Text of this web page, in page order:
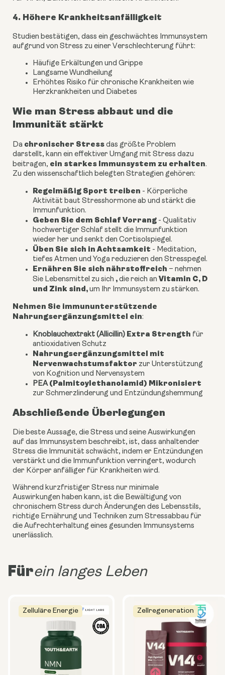
4. Höhere Krankheitsanfälligkeit
Studien bestätigen, dass ein geschwächtes Immunsystem
aufgrund von Stress zu einer Verschlechterung führt:
Häufige Erkältungen und Grippe
Langsame Wundheilung
Erhöhtes Risiko für chronische Krankheiten wie
Herzkrankheiten und Diabetes
Wie man Stress abbaut und die
Immunität stärkt
Da chronischer Stress das größte Problem
darstellt, kann ein effektiver Umgang mit Stress dazu
beitragen, ein starkes Immunsystem zu erhalten.
Zu den wissenschaftlich belegten Strategien gehören:
Regelmäßig Sport treiben - Körperliche
Aktivität baut Stresshormone ab und stärkt die
Immunfunktion.
Geben Sie dem Schlaf Vorrang - Qualitativ
hochwertiger Schlaf stellt die Immunfunktion
wieder her und senkt den Cortisolspiegel.
Üben Sie sich in Achtsamkeit - Meditation,
tiefes Atmen und Yoga reduzieren den Stresspegel.
Ernähren Sie sich nährstoffreich – nehmen
Sie Lebensmittel zu sich , die reich an Vitamin C, D
und Zink sind, um Ihr Immunsystem zu stärken.
Nehmen Sie immununterstützende
Nahrungsergänzungsmittel ein:
Knoblauchextrakt (Allicillin) Extra Strength für
antioxidativen Schutz
Nahrungsergänzungsmittel mit
Nervenwachstumsfaktor zur Unterstützung
von Kognition und Nervensystem
PEA(Palmitoylethanolamid) Mikronisiert
zur Schmerzlinderung und Entzündungshemmung
Abschließende Überlegungen
Die beste Aussage, die Stress und seine Auswirkungen
auf das Immunsystem beschreibt, ist, dass anhaltender
Stress die Immunität schwächt, indem er Entzündungen
verstärkt und die Immunfunktion verringert, wodurch
der Körper anfälliger für Krankheiten wird.
Während kurzfristiger Stress nur minimale
Auswirkungen haben kann, ist die Bewältigung von
chronischem Stress durch Änderungen des Lebensstils,
richtige Ernährung und Techniken zum Stressabbau für
die Aufrechterhaltung eines gesunden Immunsystems
unerlässlich.
Fürein langes Leben
Zelluläre Energie Zellregeneration